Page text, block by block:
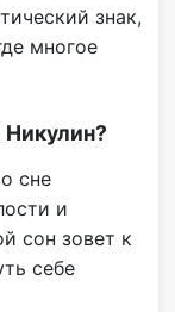
знак,
многое
сне
и
сон зовет к
себе